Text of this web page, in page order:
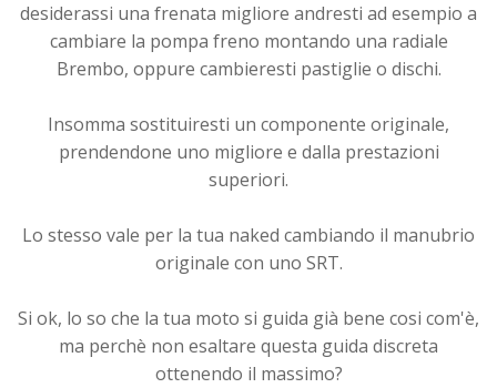
desiderassi una frenata migliore andresti ad esempio a
cambiare la pompa freno montando una radiale
Brembo, oppure cambieresti pastiglie o dischi.
Insomma sostituiresti un componente originale,
prendendone uno migliore e dalla prestazioni
superiori.
Lo stesso vale per la tua naked cambiando il manubrio
originale con uno SRT.
Si ok, lo so che la tua moto si guida già bene cosi com'è,
ma perchè non esaltare questa guida discreta
ottenendo il massimo?